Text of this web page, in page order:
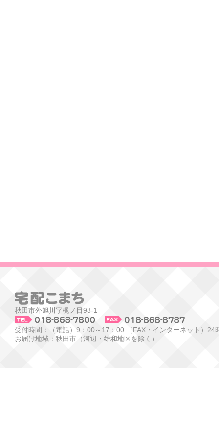
秋田市外旭川字梶ノ目98-1
受付時間：（電話）9：00～17：00 （FAX・インターネット）24
お届け地域：秋田市（河辺・雄和地区を除く）